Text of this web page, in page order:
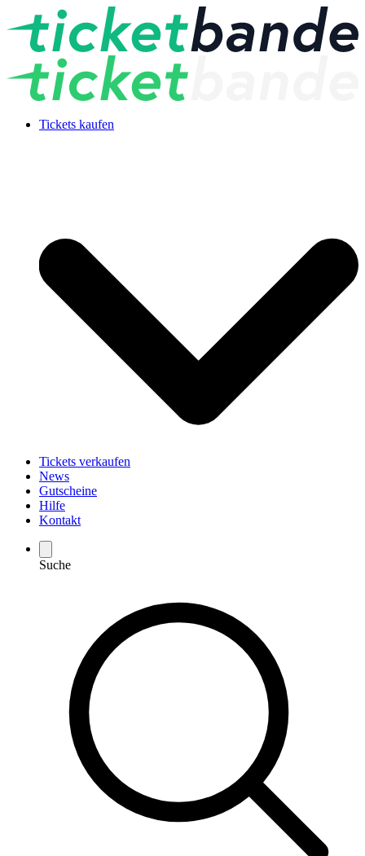
Tickets kaufen
Tickets verkaufen
News
Gutscheine
Hilfe
Kontakt
Suche